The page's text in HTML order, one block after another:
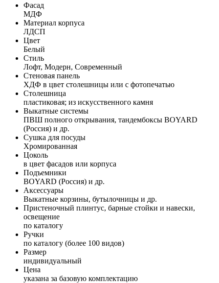
Фасад
МДФ
Материал корпуса
ЛДСП
Цвет
Белый
Стиль
Лофт, Модерн, Современный
Стеновая панель
ХДФ в цвет столешницы или с фотопечатью
Столешница
пластиковая; из искусственного камня
Выкатные системы
ПВШ полного открывания, тандембоксы BOYARD
(Россия) и др.
Сушка для посуды
Хромированная
Цоколь
в цвет фасадов или корпуса
Подъемники
BOYARD (Россия) и др.
Аксессуары
Выкатные корзины, бутылочницы и др.
Пристеночный плинтус, барные стойки и навески,
освещение
по каталогу
Ручки
по каталогу (более 100 видов)
Размер
индивидуальный
Цена
указана за базовую комплектацию